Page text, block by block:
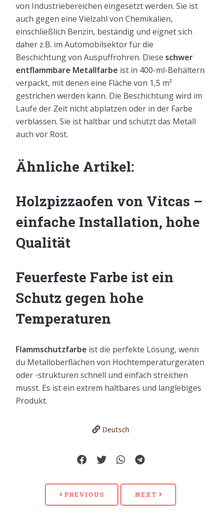
von Industriebereichen eingesetzt werden. Sie ist
auch gegen eine Vielzahl von Chemikalien,
einschließlich Benzin, beständig und eignet sich
daher z.B. im Automobilsektor für die
Beschichtung von Auspuffrohren. Diese schwer
entflammbare Metallfarbe ist in 400-ml-Behältern
verpackt, mit denen eine Fläche von 1,5 m²
gestrichen werden kann. Die Beschichtung wird im
Laufe der Zeit nicht abplatzen oder in der Farbe
verblassen. Sie ist haltbar und schützt das Metall
auch vor Rost.
Ähnliche Artikel:
Holzpizzaofen von Vitcas –
einfache Installation, hohe
Qualität
Feuerfeste Farbe ist ein
Schutz gegen hohe
Temperaturen
Flammschutzfarbe ist die perfekte Lösung, wenn
du Metalloberflächen von Hochtemperaturgeräten
oder -strukturen schnell und einfach streichen
musst. Es ist ein extrem haltbares und langlebiges
Produkt.
Deutsch
PREVIOUS NEXT